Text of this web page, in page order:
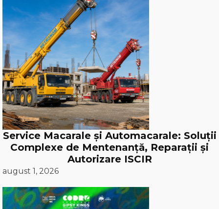
Service Macarale și Automacarale: Soluții
Complexe de Mentenanță, Reparații și
Autorizare ISCIR
august 1, 2026